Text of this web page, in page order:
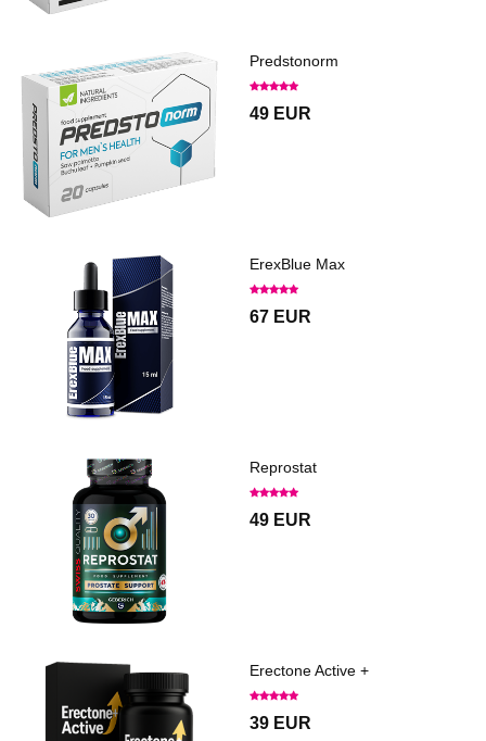
Predstonorm
49 EUR
ErexBlue Max
67 EUR
Reprostat
49 EUR
Erectone Active +
39 EUR